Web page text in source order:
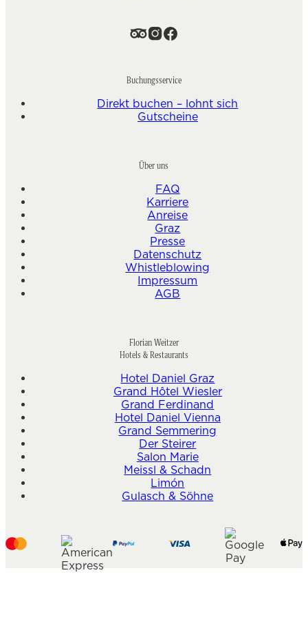
Buchungsservice
Direkt buchen – lohnt sich
Gutscheine
Über uns
FAQ
Karriere
Anreise
Graz
Presse
Datenschutz
Whistleblowing
Impressum
AGB
Florian Weitzer
Hotels & Restaurants
Hotel Daniel Graz
Grand Hôtel Wiesler
Grand Ferdinand
Hotel Daniel Vienna
Grand Semmering
Der Steirer
Salon Marie
Meissl & Schadn
Limón
Gulasch & Söhne